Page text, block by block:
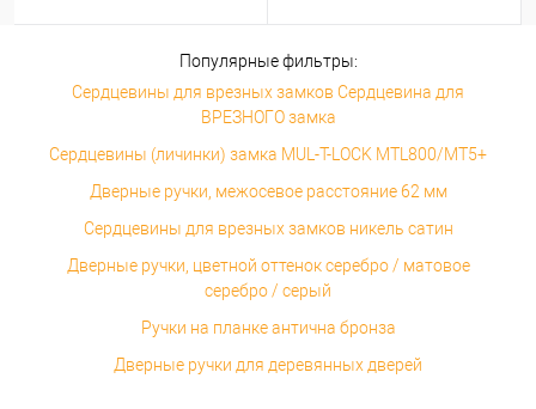
Популярные фильтры:
Сердцевины для врезных замков Сердцевина для
ВРЕЗНОГО замка
Сердцевины (личинки) замка MUL-T-LOCK MTL800/MT5+
Дверные ручки, межосевое расстояние 62 мм
Сердцевины для врезных замков никель сатин
Дверные ручки, цветной оттенок серебро / матовое
серебро / серый
Ручки на планке антична бронза
Дверные ручки для деревянных дверей